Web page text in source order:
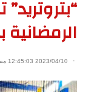
2023/04/10 12:45:03 مساءً